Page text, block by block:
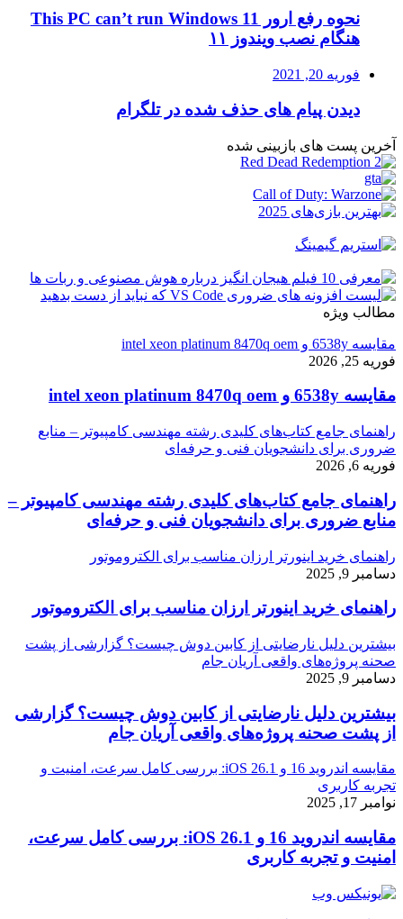
نحوه رفع ارور This PC can’t run Windows 11
هنگام نصب ویندوز ۱۱
فوریه 20, 2021
دیدن پیام های حذف شده در تلگرام
آخرین پست های بازبینی شده
مطالب ویژه
مقایسه 6538y و intel xeon platinum 8470q oem
فوریه 25, 2026
مقایسه 6538y و intel xeon platinum 8470q oem
راهنمای جامع کتاب‌های کلیدی رشته مهندسی کامپیوتر – منابع
ضروری برای دانشجویان فنی و حرفه‌ای
فوریه 6, 2026
راهنمای جامع کتاب‌های کلیدی رشته مهندسی کامپیوتر –
منابع ضروری برای دانشجویان فنی و حرفه‌ای
راهنمای خرید اینورتر ارزان مناسب برای الکتروموتور
دسامبر 9, 2025
راهنمای خرید اینورتر ارزان مناسب برای الکتروموتور
بیشترین دلیل نارضایتی از کابین دوش چیست؟ گزارشی از پشت
صحنه پروژه‌های واقعی آریان جام
دسامبر 9, 2025
بیشترین دلیل نارضایتی از کابین دوش چیست؟ گزارشی
از پشت صحنه پروژه‌های واقعی آریان جام
مقایسه اندروید 16 و iOS 26.1: بررسی کامل سرعت، امنیت و
تجربه کاربری
نوامبر 17, 2025
مقایسه اندروید 16 و iOS 26.1: بررسی کامل سرعت،
امنیت و تجربه کاربری